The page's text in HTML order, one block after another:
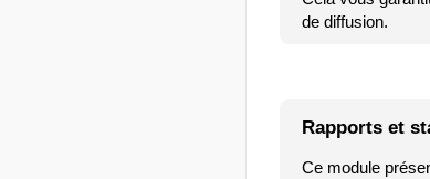
de diffusion.
Rapports et
Ce module